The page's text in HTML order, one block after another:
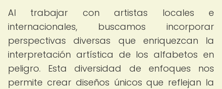
Al trabajar con artistas locales e
internacionales, buscamos incorporar
perspectivas diversas que enriquezcan la
interpretación artística de los alfabetos en
peligro. Esta diversidad de enfoques nos
permite crear diseños únicos que reflejan la